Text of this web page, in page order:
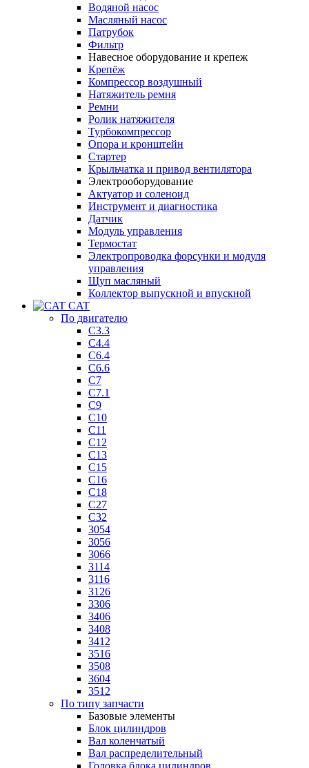
Водяной насос
Масляный насос
Патрубок
Фильтр
Навесное оборудование и крепеж
Крепёж
Компрессор воздушный
Натяжитель ремня
Ремни
Ролик натяжителя
Турбокомпрессор
Опора и кронштейн
Стартер
Крыльчатка и привод вентилятора
Электрооборудование
Актуатор и соленоид
Инструмент и диагностика
Датчик
Модуль управления
Термостат
Электропроводка форсунки и модуля
управления
Щуп масляный
Коллектор выпускной и впускной
CAT
По двигателю
C3.3
C4.4
C6.4
C6.6
C7
C7.1
C9
C10
C11
C12
C13
C15
C16
C18
C27
C32
3054
3056
3066
3114
3116
3126
3306
3406
3408
3412
3516
3508
3604
3512
По типу запчасти
Базовые элементы
Блок цилиндров
Вал коленчатый
Вал распределительный
Головка блока цилиндров